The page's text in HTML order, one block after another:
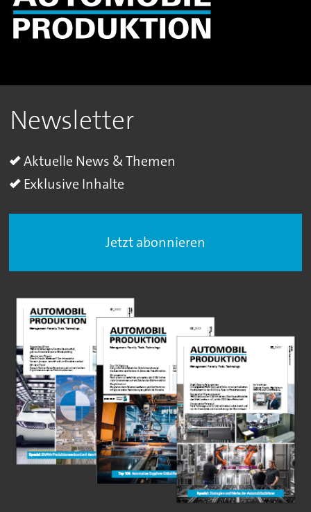
Newsletter
Aktuelle News & Themen
Exklusive Inhalte
Jetzt abonnieren